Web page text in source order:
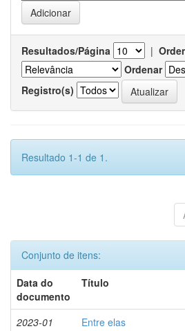
Resultados/Página |
Ordenar
Registro(s)
Resultado 1-1 de 1.
Conjunto de itens:
Data do
documento
Título
2023-01 Entre elas